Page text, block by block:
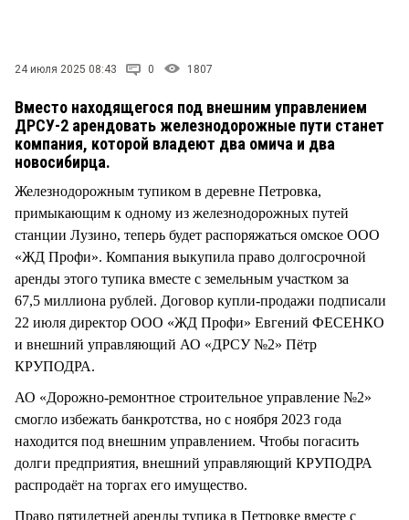
24 июля 2025 08:43 0 1807
Вместо находящегося под внешним управлением
ДРСУ-2 арендовать железнодорожные пути станет
компания, которой владеют два омича и два
новосибирца.
Железнодорожным тупиком в деревне Петровка,
примыкающим к одному из железнодорожных путей
станции Лузино, теперь будет распоряжаться омское ООО
«ЖД Профи». Компания выкупила право долгосрочной
аренды этого тупика вместе с земельным участком за
67,5 миллиона рублей. Договор купли-продажи подписали
22 июля директор ООО «ЖД Профи» Евгений ФЕСЕНКО
и внешний управляющий АО «ДРСУ №2» Пётр
КРУПОДРА.
АО «Дорожно-ремонтное строительное управление №2»
смогло избежать банкротства, но с ноября 2023 года
находится под внешним управлением. Чтобы погасить
долги предприятия, внешний управляющий КРУПОДРА
распродаёт на торгах его имущество.
Право пятилетней аренды тупика в Петровке вместе с